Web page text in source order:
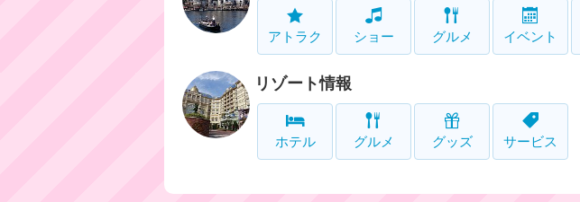
アトラク ショー グルメ イベント
リゾート情報
ホテル グルメ グッズ サービス